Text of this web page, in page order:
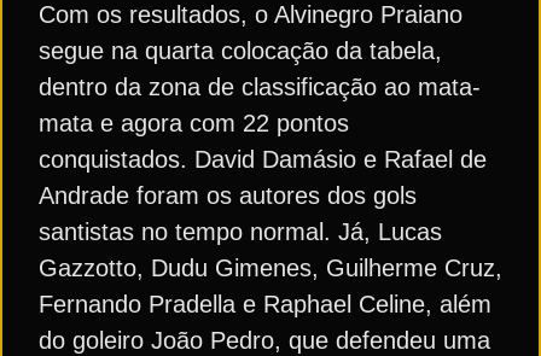
Com os resultados, o Alvinegro Praiano
segue na quarta colocação da tabela,
dentro da zona de classificação ao mata-
mata e agora com 22 pontos
conquistados. David Damásio e Rafael de
Andrade foram os autores dos gols
santistas no tempo normal. Já, Lucas
Gazzotto, Dudu Gimenes, Guilherme Cruz,
Fernando Pradella e Raphael Celine, além
do goleiro João Pedro, que defendeu uma